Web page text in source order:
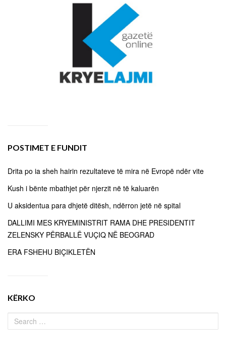
POSTIMET E FUNDIT
Drita po ia sheh hairin rezultateve të mira në Evropë ndër vite
Kush i bënte mbathjet për njerzit në të kaluarën
U aksidentua para dhjetë ditësh, ndërron jetë në spital
DALLIMI MES KRYEMINISTRIT RAMA DHE PRESIDENTIT
ZELENSKY PËRBALLË VUÇIQ NË BEOGRAD
ERA FSHEHU BIÇIKLETËN
KËRKO